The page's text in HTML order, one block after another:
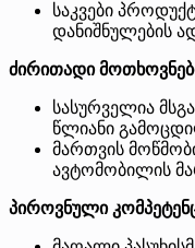
საკვები
დანიშნულების
ძირითადი
სასურველია
წლიანი
მართვის
ავტომობილის
პიროვნული